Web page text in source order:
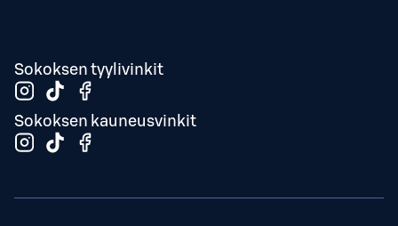
Sokoksen tyylivinkit
Sokoksen kauneusvinkit